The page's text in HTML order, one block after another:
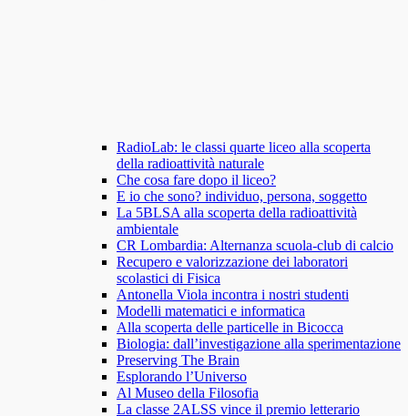
RadioLab: le classi quarte liceo alla scoperta
della radioattività naturale
Che cosa fare dopo il liceo?
E io che sono? individuo, persona, soggetto
La 5BLSA alla scoperta della radioattività
ambientale
CR Lombardia: Alternanza scuola-club di calcio
Recupero e valorizzazione dei laboratori
scolastici di Fisica
Antonella Viola incontra i nostri studenti
Modelli matematici e informatica
Alla scoperta delle particelle in Bicocca
Biologia: dall’investigazione alla sperimentazione
Preserving The Brain
Esplorando l’Universo
Al Museo della Filosofia
La classe 2ALSS vince il premio letterario